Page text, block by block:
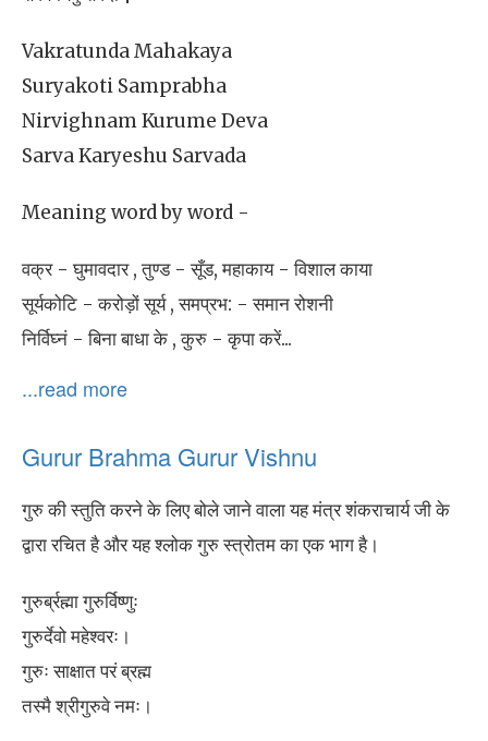
Vakratunda Mahakaya
Suryakoti Samprabha
Nirvighnam Kurume Deva
Sarva Karyeshu Sarvada
Meaning word by word -
वक्र - घुमावदार , तुण्ड - सूँड, महाकाय - विशाल काया
सूर्यकोटि - करोड़ों सूर्य , समप्रभ: - समान रोशनी
निर्विघ्नं - बिना बाधा के , कुरु - कृपा करें...
...read more
Gurur Brahma Gurur Vishnu
गुरु की स्तुति करने के लिए बोले जाने वाला यह मंत्र शंकराचार्य जी के
द्वारा रचित है और यह श्लोक गुरु स्त्रोतम का एक भाग है।
गुरुर्ब्रह्मा गुरुर्विष्णुः
गुरुर्देवो महेश्वरः।
गुरुः साक्षात परं ब्रह्म
तस्मै श्रीगुरुवे नमः।